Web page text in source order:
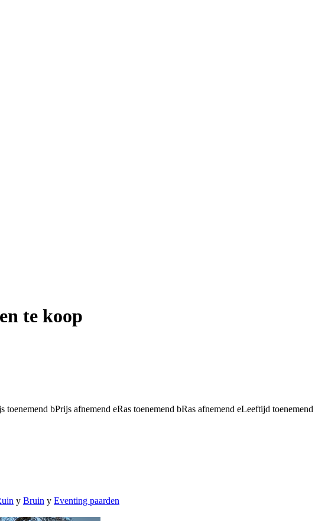
te koop
toenemend bPrijs afnemend eRas toenemend bRas afnemend eLeeftijd toenemend
y Bruin y Eventing paarden